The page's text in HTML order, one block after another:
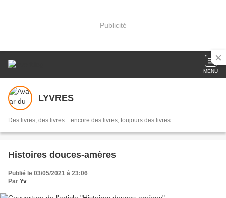
Publicité
MENU
LYVRES
Des livres, des livres... encore des livres, toujours des livres.
Histoires douces-amères
Publié le 03/05/2021 à 23:06
Par Yv